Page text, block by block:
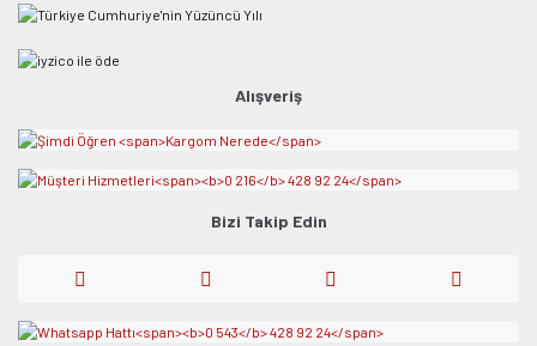
Alışveriş
Bizi Takip Edin